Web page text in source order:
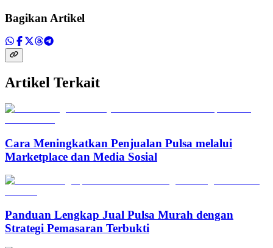
Bagikan Artikel
Artikel Terkait
Cara Meningkatkan Penjualan Pulsa melalui
Marketplace dan Media Sosial
Panduan Lengkap Jual Pulsa Murah dengan
Strategi Pemasaran Terbukti